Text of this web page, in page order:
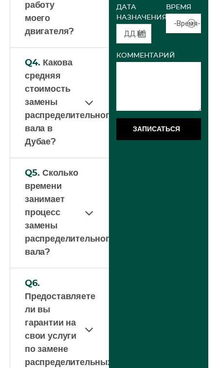
работу
моего
двигателя?
Q4. Какова
средняя
стоимость
замены
распределительного
вала в
Дубае?
Q5. Сколько
времени
занимает
процесс
замены
распределительного
вала?
Q6.
Предоставляете
ли вы
гарантии на
свои услуги
по замене
распределительных
ДАТА
НАЗНАЧЕНИЯ
ВРЕМЯ
-Время-
КОММЕНТАРИЙ
ЗАПИСАТЬСЯ